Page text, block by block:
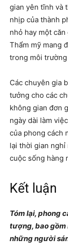
gian yên tĩnh và
nhịp của thành
nhỏ hay một
Thẩm mỹ mang
trong môi
Các chuyên gia
tưởng cho các
không gian đơn
ngày dài làm
của phong cách
lại thời gian
cuộc sống hàng
Kết luận
Tóm lại, phong
tượng, bao gồm
những người